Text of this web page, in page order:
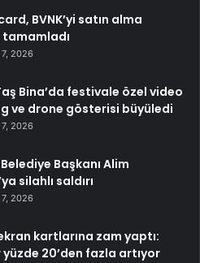
BVNK’yi satın alma
2026
Bina’da festivale özel video
ve drone gösterisi büyüledi
2026
Başkanı Alim
silahlı saldırı
2026
kartlarına zam yaptı:
20’den fazla artıyor